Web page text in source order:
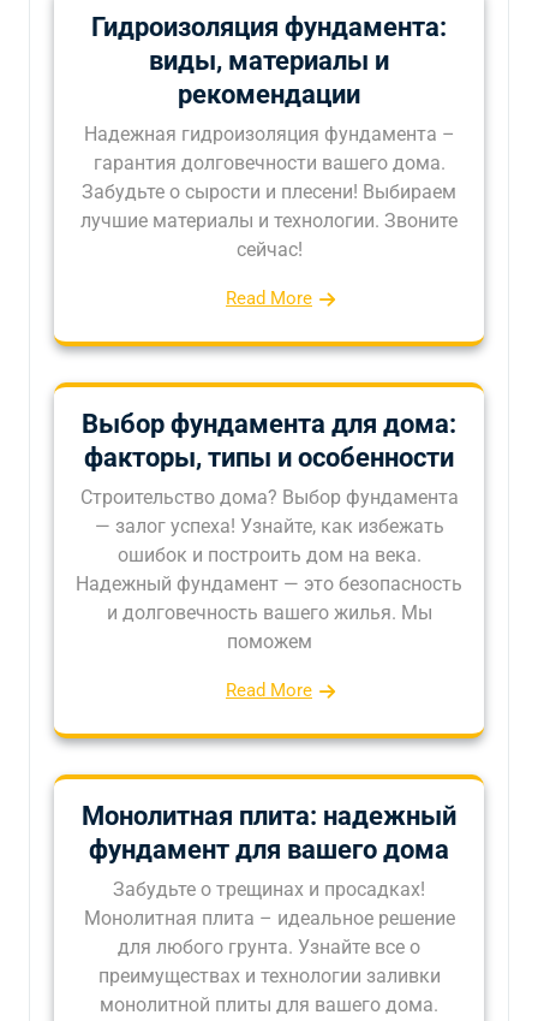
Гидроизоляция фундамента:
виды, материалы и
рекомендации
Надежная гидроизоляция фундамента –
гарантия долговечности вашего дома.
Забудьте о сырости и плесени! Выбираем
лучшие материалы и технологии. Звоните
сейчас!
Read More
Выбор фундамента для дома:
факторы, типы и особенности
Строительство дома? Выбор фундамента
— залог успеха! Узнайте, как избежать
ошибок и построить дом на века.
Надежный фундамент — это безопасность
и долговечность вашего жилья. Мы
поможем
Read More
Монолитная плита: надежный
фундамент для вашего дома
Забудьте о трещинах и просадках!
Монолитная плита – идеальное решение
для любого грунта. Узнайте все о
преимуществах и технологии заливки
монолитной плиты для вашего дома.